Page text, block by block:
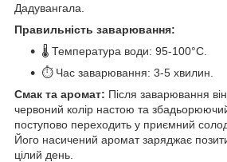
Дадувангала.
Правильність заварювання:
🌡️ Температура води: 95-100°C.
⏱️ Час заварювання: 3-5 хвилин.
Смак та аромат: Після заварювання
червоний колір настою та
поступово переходить у приємний
Його насичений аромат заряджає
цілий день.